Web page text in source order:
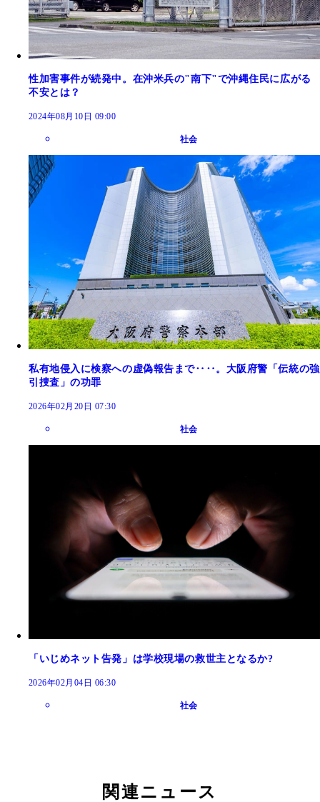
性加害事件が続発中。在沖米兵の"南下"で沖縄住民に広がる
不安とは？
2024年08月10日 09:00
社会
私有地侵入に検察への虚偽報告まで‥‥。大阪府警「伝統の強
引捜査」の功罪
2026年02月20日 07:30
社会
「いじめネット告発」は学校現場の救世主となるか?
2026年02月04日 06:30
社会
関連ニュース